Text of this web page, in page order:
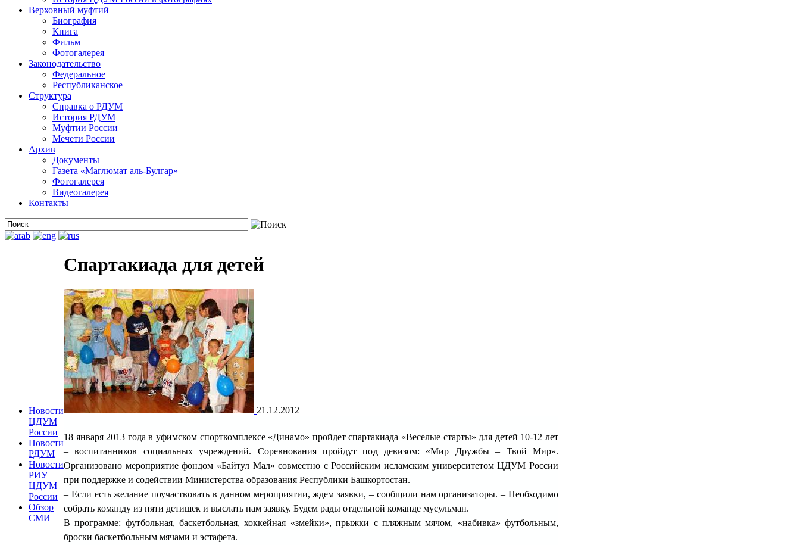
Верховный муфтий
Биография
Книга
Фильм
Фотогалерея
Законодательство
Федеральное
Республиканское
Структура
Справка о РДУМ
История РДУМ
Муфтии России
Мечети России
Архив
Документы
Газета «Маглюмат аль-Булгар»
Фотогалерея
Видеогалерея
Контакты
Новости
ЦДУМ
России
Новости
РДУМ
Новости
РИУ
ЦДУМ
России
Обзор
СМИ
Спартакиада для детей
21.12.2012
18 января 2013 года в уфимском спорткомплексе «Динамо» пройдет спартакиада «Веселые старты» для детей 10-12 лет
– воспитанников социальных учреждений. Соревнования пройдут под девизом: «Мир Дружбы – Твой Мир».
Организовано мероприятие фондом «Байтул Мал» совместно с Российским исламским университетом ЦДУМ России
при поддержке и содействии Министерства образования Республики Башкортостан.
– Если есть желание поучаствовать в данном мероприятии, ждем заявки, – сообщили нам организаторы. – Необходимо
собрать команду из пяти детишек и выслать нам заявку. Будем рады отдельной команде мусульман.
В программе: футбольная, баскетбольная, хоккейная «змейки», прыжки с пляжным мячом, «набивка» футбольным,
броски баскетбольным мячами и эстафета.